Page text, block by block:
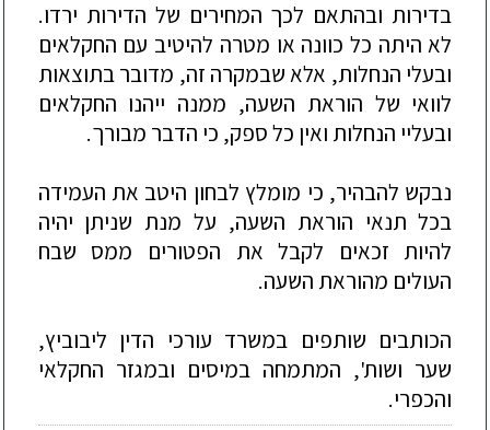
בדירות ובהתאם לכך המחירים של הדירות ירדו.
לא היתה כל כוונה או מטרה להיטיב עם החקלאים
ובעלי הנחלות, אלא שבמקרה זה, מדובר בתוצאות
לוואי של הוראת השעה, ממנה ייהנו החקלאים
ובעליי הנחלות ואין כל ספק, כי הדבר מבורך.
נבקש להבהיר, כי מומלץ לבחון היטב את העמידה
בכל תנאי הוראת השעה, על מנת שניתן יהיה
להיות זכאים לקבל את הפטורים ממס שבח
העולים מהוראת השעה.
הכותבים שותפים במשרד עורכי הדין ליבוביץ,
שער ושות', המתמחה במיסים ובמגזר החקלאי
והכפרי.